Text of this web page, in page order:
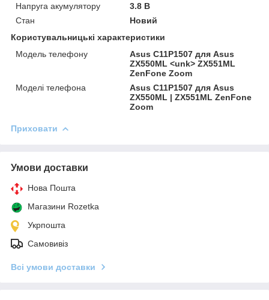
Напруга акумулятору
3.8 В
Стан
Новий
Користувальницькі характеристики
Модель телефону
Asus C11P1507 для Asus
ZX550ML <unk> ZX551ML
ZenFone Zoom
Моделі телефона
Asus C11P1507 для Asus
ZX550ML | ZX551ML ZenFone
Zoom
Приховати
Умови доставки
Нова Пошта
Магазини Rozetka
Укрпошта
Самовивіз
Всі умови доставки